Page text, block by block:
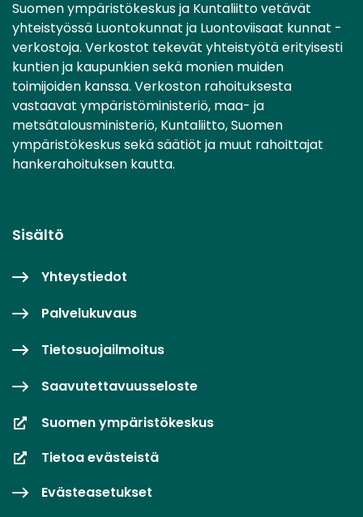
Suomen ympäristökeskus ja Kuntaliitto vetävät
yhteistyössä Luontokunnat ja Luontoviisaat kunnat -
verkostoja. Verkostot tekevät yhteistyötä erityisesti
kuntien ja kaupunkien sekä monien muiden
toimijoiden kanssa. Verkoston rahoituksesta
vastaavat ympäristöministeriö, maa- ja
metsätalousministeriö, Kuntaliitto, Suomen
ympäristökeskus sekä säätiöt ja muut rahoittajat
hankerahoituksen kautta.
Sisältö
Yhteystiedot
Palvelukuvaus
Tietosuojailmoitus
Saavutettavuusseloste
Suomen ympäristökeskus
Tietoa evästeistä
Evästeasetukset